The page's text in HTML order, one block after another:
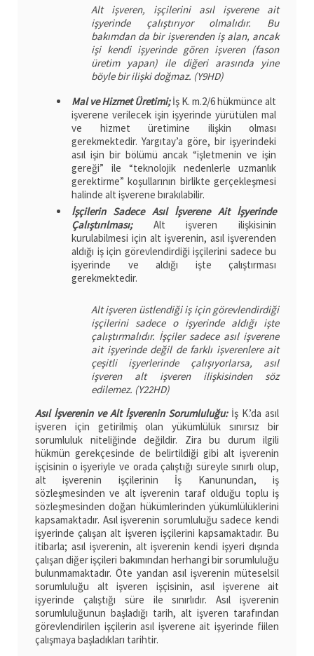
Alt işveren, işçilerini asıl işverene ait
işyerinde çalıştırıyor olmalıdır. Bu
bakımdan da bir işverenden iş alan, ancak
işi kendi işyerinde gören işveren (fason
üretim yapan) ile diğeri arasında yine
böyle bir ilişki doğmaz. (Y9HD)
Mal ve Hizmet Üretimi;İş K. m.2/6 hükmünce alt
işverene verilecek işin işyerinde yürütülen mal
ve hizmet üretimine ilişkin olması
gerekmektedir. Yargıtay’a göre, bir işyerindeki
asıl işin bir bölümü ancak “işletmenin ve işin
gereği” ile “teknolojik nedenlerle uzmanlık
gerektirme” koşullarının birlikte gerçekleşmesi
halinde alt işverene bırakılabilir.
İşçilerin Sadece Asıl İşverene Ait İşyerinde
Çalıştırılması;Alt işveren ilişkisinin
kurulabilmesi için alt işverenin, asıl işverenden
aldığı iş için görevlendirdiği işçilerini sadece bu
işyerinde ve aldığı işte çalıştırması
gerekmektedir.
Alt işveren üstlendiği iş için görevlendirdiği
işçilerini sadece o işyerinde aldığı işte
çalıştırmalıdır. İşçiler sadece asıl işverene
ait işyerinde değil de farklı işverenlere ait
çeşitli işyerlerinde çalışıyorlarsa, asıl
işveren alt işveren ilişkisinden söz
edilemez. (Y22HD)
Asıl İşverenin ve Alt İşverenin Sorumluluğu:İş K.’da asıl
işveren için getirilmiş olan yükümlülük sınırsız bir
sorumluluk niteliğinde değildir. Zira bu durum ilgili
hükmün gerekçesinde de belirtildiği gibi alt işverenin
işçisinin o işyeriyle ve orada çalıştığı süreyle sınırlı olup,
alt işverenin işçilerinin İş Kanunundan, iş
sözleşmesinden ve alt işverenin taraf olduğu toplu iş
sözleşmesinden doğan hükümlerinden yükümlülüklerini
kapsamaktadır. Asıl işverenin sorumluluğu sadece kendi
işyerinde çalışan alt işveren işçilerini kapsamaktadır. Bu
itibarla; asıl işverenin, alt işverenin kendi işyeri dışında
çalışan diğer işçileri bakımından herhangi bir sorumluluğu
bulunmamaktadır. Öte yandan asıl işverenin müteselsil
sorumluluğu alt işveren işçisinin, asıl işverene ait
işyerinde çalıştığı süre ile sınırlıdır. Asıl işverenin
sorumluluğunun başladığı tarih, alt işveren tarafından
görevlendirilen işçilerin asıl işverene ait işyerinde fiilen
çalışmaya başladıkları tarihtir.